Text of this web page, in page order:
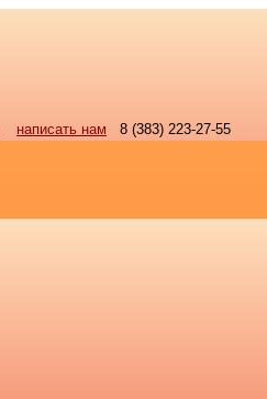
написать нам
8 (383) 223-27-55